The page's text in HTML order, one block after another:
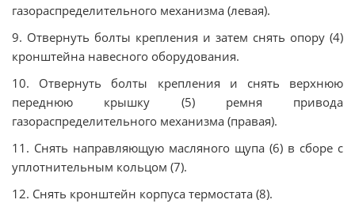
газораспределительного механизма (левая).
9. Отвернуть болты крепления и затем снять опору (4)
кронштейна навесного оборудования.
10. Отвернуть болты крепления и снять верхнюю
переднюю крышку (5) ремня привода
газораспределительного механизма (правая).
11. Снять направляющую масляного щупа (6) в сборе с
уплотнительным кольцом (7).
12. Снять кронштейн корпуса термостата (8).